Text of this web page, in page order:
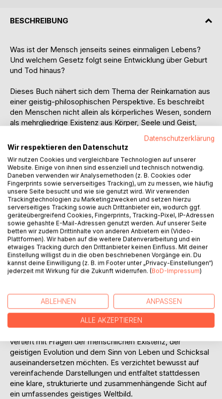
BESCHREIBUNG
Was ist der Mensch jenseits seines einmaligen Lebens?
Und welchem Gesetz folgt seine Entwicklung über Geburt
und Tod hinaus?
Dieses Buch nähert sich dem Thema der Reinkarnation aus
einer geistig-philosophischen Perspektive. Es beschreibt
den Menschen nicht allein als körperliches Wesen, sondern
als mehrgliedrige Existenz aus Körper, Seele und Geist,
Entwicklungszusammenhang.
Der Leser wird behutsam durch die großen Erdenzeitalter
geführt: von den frühen ätherischen Inkarnationen über
Lemurien und Atlantis bis in das heutige nachatlantische
Zeitalter. Dabei wird sichtbar, wie sich Bewusstsein, Seele
und Ich-Kraft über immense Zeiträume hinweg entfaltet
haben und weshalb die Wiedergeburt ein notwendiger
Bestandteil dieser Entwicklung ist.
Im Mittelpunkt stehen nicht Spekulationen über frühere
Leben, sondern das Verständnis jener geistigen
Gesetzmäßigkeiten, die jeder Inkarnation zugrunde liegen:
Kamaloka, Seelenfamilien sowie die bewusste
Vorbereitung einer neuen Geburt.
Das Buch richtet sich an Leserinnen und Leser, die sich
vertieft mit Fragen der menschlichen Existenz, der
geistigen Evolution und dem Sinn von Leben und Schicksal
auseinandersetzen möchten. Es verzichtet bewusst auf
vereinfachende Darstellungen und entfaltet stattdessen
eine klare, strukturierte und zusammenhängende Sicht auf
ein umfassendes geistiges Weltbild.
Datenschutzerklärung
Wir respektieren den Datenschutz
Wir nutzen Cookies und vergleichbare Technologien auf unserer
Website. Einige von ihnen sind essenziell und technisch notwendig.
Daneben verwenden wir Analysemethoden (z. B. Cookies oder
Fingerprints sowie serverseitiges Tracking), um zu messen, wie häufig
unsere Seite besucht und wie sie genutzt wird. Wir verwenden
Trackingtechnologien zu Marketingzwecken und setzen hierzu
serverseitiges Tracking sowie auch Drittanbieter ein, wodurch ggf.
geräteübergreifend Cookies, Fingerprints, Tracking-Pixel, IP-Adressen
sowie gehashte E-Mail-Adressen genutzt werden. Auf unserer Seite
betten wir zudem Drittinhalte von anderen Anbietern ein (Video-
Plattformen). Wir haben auf die weitere Datenverarbeitung und ein
etwaiges Tracking durch den Drittanbieter keinen Einfluss. Mit deiner
Einstellung willigst du in die oben beschriebenen Vorgänge ein. Du
kannst deine Einwilligung (z. B. im Footer unter „Privacy-Einstellungen“)
jederzeit mit Wirkung für die Zukunft widerrufen. (BoD-Impressum)
ABLEHNEN ANPASSEN
ALLE AKZEPTIEREN